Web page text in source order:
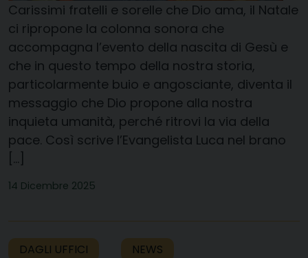
Carissimi fratelli e sorelle che Dio ama, il Natale
ci ripropone la colonna sonora che
accompagna l’evento della nascita di Gesù e
che in questo tempo della nostra storia,
particolarmente buio e angosciante, diventa il
messaggio che Dio propone alla nostra
inquieta umanità, perché ritrovi la via della
pace. Così scrive l’Evangelista Luca nel brano
[…]
14 Dicembre 2025
DAGLI UFFICI
NEWS